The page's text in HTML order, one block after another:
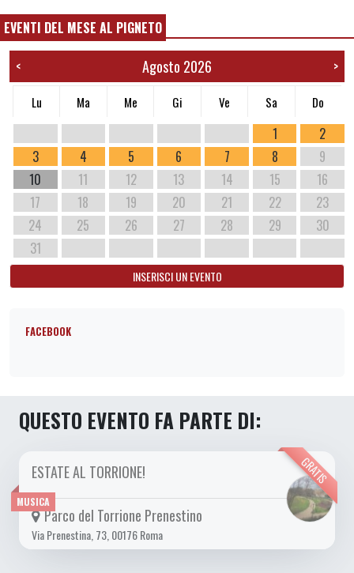
EVENTI DEL MESE AL PIGNETO
< Agosto 2026 >
Lu Ma Me Gi Ve Sa Do
1
2
3
4 5 6 7 8
9
10
11 12 13 14 15
16
17
18 19 20 21 22
23
24
25 26 27 28 29
30
31
INSERISCI UN EVENTO
FACEBOOK
QUESTO EVENTO FA PARTE DI:
MUSICA
GRATIS
DA LUN 10/07 A SAB 16/09 2023
ESTATE AL TORRIONE!
Parco del Torrione Prenestino
Via Prenestina, 73, 00176 Roma